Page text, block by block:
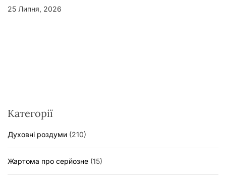
25 Липня, 2026
Категорії
Духовні роздуми (210)
Жартома про серйозне (15)